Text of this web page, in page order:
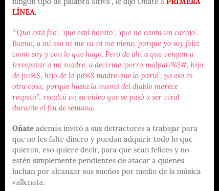
ningún tipo de palabra altiva”, le dijo Oñate a PRIMERA
LÍNEA.
“‘Que está feo’, ‘que está bonito’, ‘que no canta un carajo’.
Bueno, a mí eso ni me va ni me viene, porque yo soy feliz
como soy y con lo que hago. Pero de ahí a que vengan a
irrespetar a mi madre, a decirme ‘perro malpa&%$#, hijo
de pu%$, hijo de la pe%$ madre que lo parió’, ya eso es
otra cosa, porque hasta la mamá del diablo merece
respeto”, recalcó en su vídeo que se pasó a ser viral
durante el fin de semana.
Oñate además invitó a sus detractores a trabajar para
que no les falte dinero y puedan adquirir todo lo que
quieran, eso quiere decir, para que sean felices y no
estén simplemente pendientes de atacar a quienes
luchan por alcanzar sus sueños por medio de la música
vallenata.